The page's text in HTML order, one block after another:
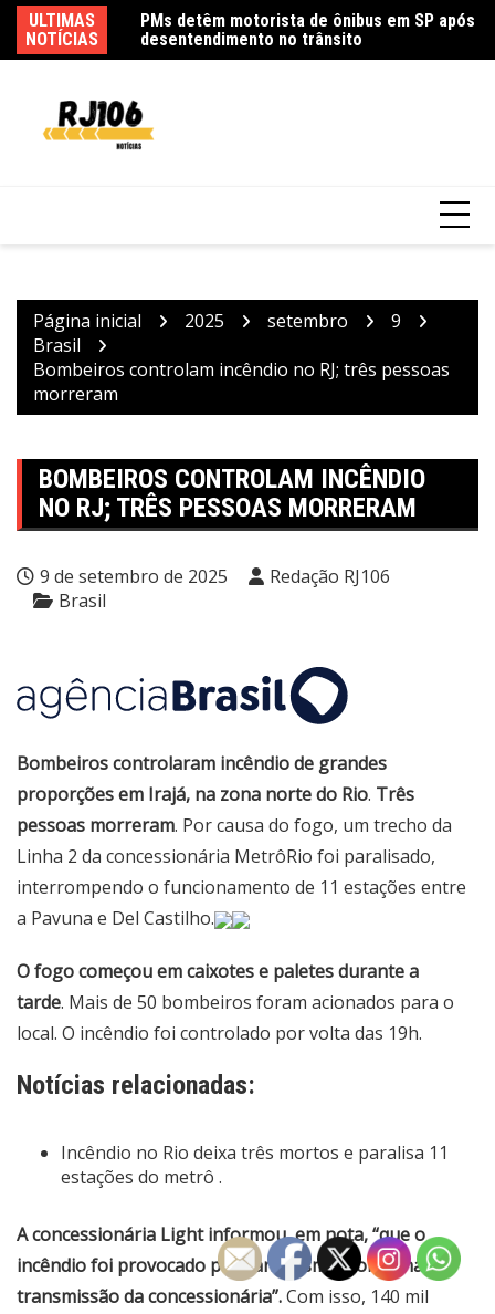
para
o
ULTIMAS
NOTÍCIAS
embala show
PMs detêm motorista de ônibus em SP após
desentendimento no trânsito
Página inicial 2025 setembro
9
Brasil
Bombeiros controlam incêndio no RJ; três pessoas
morreram
BOMBEIROS CONTROLAM INCÊNDIO
NO RJ; TRÊS PESSOAS MORRERAM
9 de setembro de 2025
Redação RJ106
Brasil
Bombeiros controlaram incêndio de grandes
proporções em Irajá, na zona norte do Rio. Três
pessoas morreram. Por causa do fogo, um trecho da
Linha 2 da concessionária MetrôRio foi paralisado,
interrompendo o funcionamento de 11 estações entre
a Pavuna e Del Castilho.
O fogo começou em caixotes e paletes durante a
tarde. Mais de 50 bombeiros foram acionados para o
local. O incêndio foi controlado por volta das 19h.
Notícias relacionadas:
Incêndio no Rio deixa três mortos e paralisa 11
estações do metrô .
A concessionária Light informou, em nota, “que o
incêndio foi provocado por vandalismo, sob linhas de
transmissão da concessionária”.Com isso, 140 mil